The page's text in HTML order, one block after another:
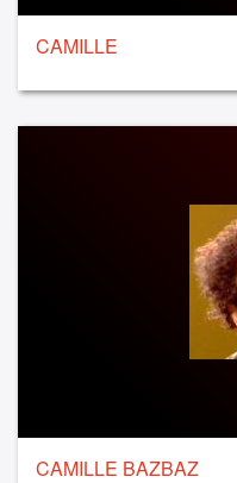
CAMILLE
CAMILLE BAZBAZ